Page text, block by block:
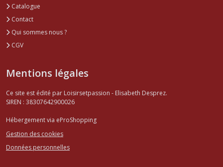
Catalogue
Contact
Qui sommes nous ?
CGV
Mentions légales
Ce site est édité par Loisirsetpassion - Elisabeth Desprez.
SIREN : 38307642900026
Hébergement via eProShopping
Gestion des cookies
Données personnelles